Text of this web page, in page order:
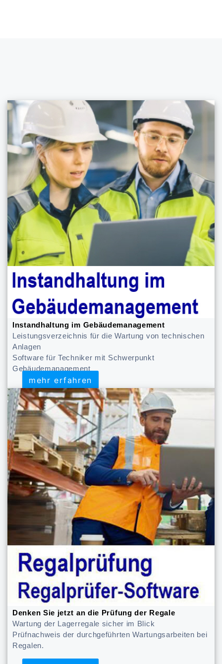
Instandhaltung im Gebäudemanagement
Leistungsverzeichnis für die Wartung von technischen
Anlagen
Software für Techniker mit Schwerpunkt
Gebäudemanagement
mehr erfahren
mehr erfahren
Denken Sie jetzt an die Prüfung der Regale
Wartung der Lagerregale sicher im Blick
Prüfnachweis der durchgeführten Wartungsarbeiten bei
Regalen.